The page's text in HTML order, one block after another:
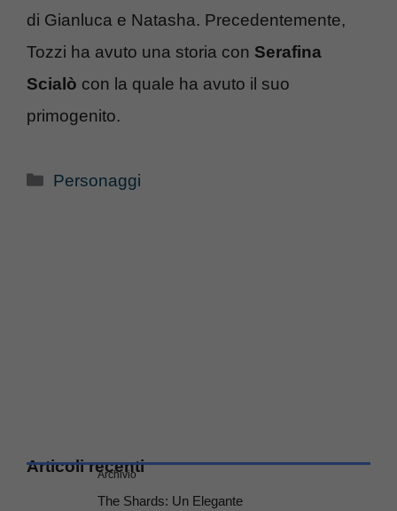
di Gianluca e Natasha. Precedentemente,
Tozzi ha avuto una storia con Serafina
Scialò con la quale ha avuto il suo
primogenito.
Categorie
Personaggi
Articoli recenti
Archivio
The Shards: Un Elegante